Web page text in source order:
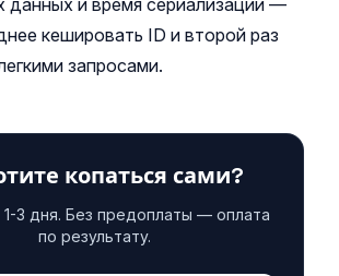
данных и время сериализации —
кешировать ID и второй раз
запросами.
копаться сами?
3 дня. Без предоплаты — оплата
по результату.